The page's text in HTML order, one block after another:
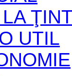
UTIL